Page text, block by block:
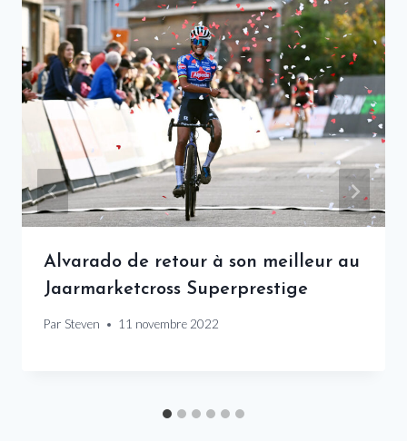
Alvarado de retour à son meilleur au
Jaarmarketcross Superprestige
Par Steven 11 novembre 2022